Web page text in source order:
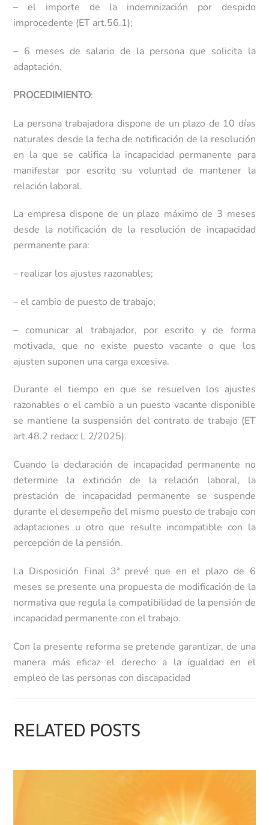
– el importe de la indemnización por despido
improcedente (ET art.56.1);
– 6 meses de salario de la persona que solicita la
adaptación.
PROCEDIMIENTO:
La persona trabajadora dispone de un plazo de 10 días
naturales desde la fecha de notificación de la resolución
en la que se califica la incapacidad permanente para
manifestar por escrito su voluntad de mantener la
relación laboral.
La empresa dispone de un plazo máximo de 3 meses
desde la notificación de la resolución de incapacidad
permanente para:
– realizar los ajustes razonables;
– el cambio de puesto de trabajo;
– comunicar al trabajador, por escrito y de forma
motivada, que no existe puesto vacante o que los
ajusten suponen una carga excesiva.
Durante el tiempo en que se resuelven los ajustes
razonables o el cambio a un puesto vacante disponible
se mantiene la suspensión del contrato de trabajo (ET
art.48.2 redacc L 2/2025).
Cuando la declaración de incapacidad permanente no
determine la extinción de la relación laboral, la
prestación de incapacidad permanente se suspende
durante el desempeño del mismo puesto de trabajo con
adaptaciones u otro que resulte incompatible con la
percepción de la pensión.
La Disposición Final 3ª prevé que en el plazo de 6
meses se presente una propuesta de modificación de la
normativa que regula la compatibilidad de la pensión de
incapacidad permanente con el trabajo.
Con la presente reforma se pretende garantizar, de una
manera más eficaz el derecho a la igualdad en el
empleo de las personas con discapacidad
RELATED POSTS